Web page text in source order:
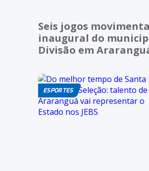
Seis jogos
inaugural do
Divisão em
ESPORTES